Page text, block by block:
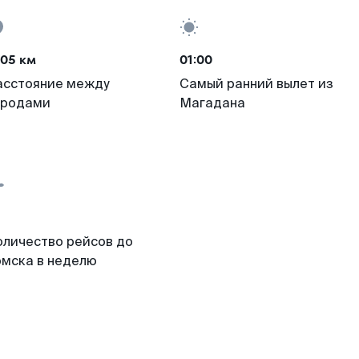
км
между
01:00
Самый ранний вылет из
Магадана
рейсов до
в неделю